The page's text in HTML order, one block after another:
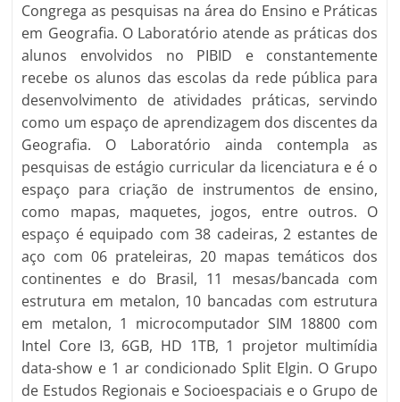
Congrega as pesquisas na área do Ensino e Práticas
em Geografia. O Laboratório atende as práticas dos
alunos envolvidos no PIBID e constantemente
recebe os alunos das escolas da rede pública para
desenvolvimento de atividades práticas, servindo
como um espaço de aprendizagem dos discentes da
Geografia. O Laboratório ainda contempla as
pesquisas de estágio curricular da licenciatura e é o
espaço para criação de instrumentos de ensino,
como mapas, maquetes, jogos, entre outros. O
espaço é equipado com 38 cadeiras, 2 estantes de
aço com 06 prateleiras, 20 mapas temáticos dos
continentes e do Brasil, 11 mesas/bancada com
estrutura em metalon, 10 bancadas com estrutura
em metalon, 1 microcomputador SIM 18800 com
Intel Core I3, 6GB, HD 1TB, 1 projetor multimídia
data-show e 1 ar condicionado Split Elgin. O Grupo
de Estudos Regionais e Socioespaciais e o Grupo de